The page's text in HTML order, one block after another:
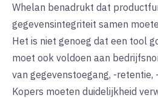
Whelan benadrukt dat
gegevensintegriteit samen
Het is niet genoeg dat een tool
moet ook voldoen aan
van gegevenstoegang, -retentie,
Kopers moeten duidelijkheid